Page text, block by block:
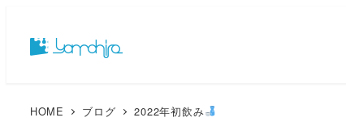
HOME ブログ 2022年初飲み